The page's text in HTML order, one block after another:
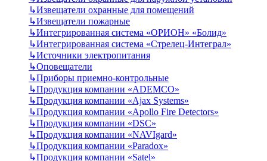
↳Извещатели охранные для помещений
↳Извещатели пожарные
↳Интегрированная система «ОРИОН» «Болид»
↳Интегрированная система «Стрелец-Интеграл»
↳Источники электропитания
↳Оповещатели
↳Приборы приемно-контрольные
↳Продукция компании «ADEMCO»
↳Продукция компании «Ajax Systems»
↳Продукция компании «Apollo Fire Detectors»
↳Продукция компании «DSC»
↳Продукция компании «NAVIgard»
↳Продукция компании «Paradox»
↳Продукция компании «Satel»